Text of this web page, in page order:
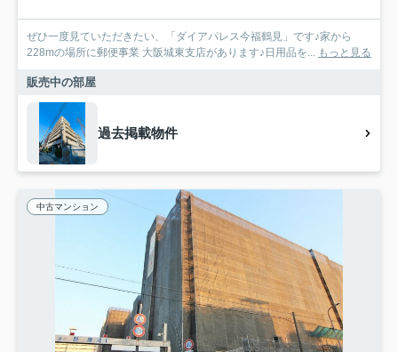
ぜひ一度見ていただきたい、「ダイアパレス今福鶴見」です♪家から
228mの場所に郵便事業 大阪城東支店があります♪日用品を...
もっと見る
販売中の部屋
過去掲載物件
中古マンション